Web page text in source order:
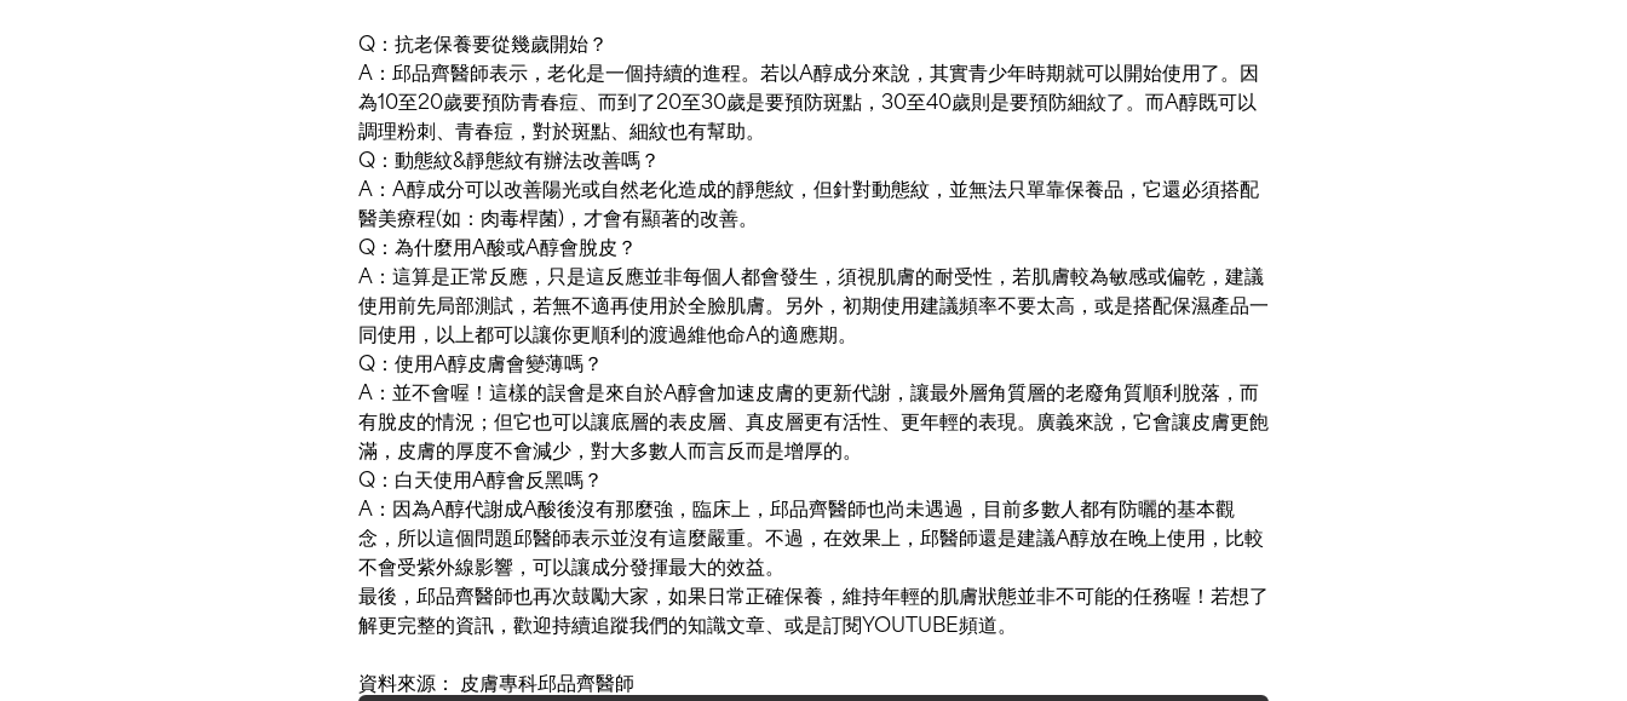
Q：抗老保養要從幾歲開始？
A：邱品齊醫師表示，老化是一個持續的進程。若以A醇成分來說，其實青少年時期就可以開始使用了。因
為10至20歲要預防青春痘、而到了20至30歲是要預防斑點，30至40歲則是要預防細紋了。而A醇既可以
調理粉刺、青春痘，對於斑點、細紋也有幫助。
Q：動態紋&靜態紋有辦法改善嗎？
A：A醇成分可以改善陽光或自然老化造成的靜態紋，但針對動態紋，並無法只單靠保養品，它還必須搭配
醫美療程(如：肉毒桿菌)，才會有顯著的改善。
Q：為什麼用A酸或A醇會脫皮？
A：這算是正常反應，只是這反應並非每個人都會發生，須視肌膚的耐受性，若肌膚較為敏感或偏乾，建議
使用前先局部測試，若無不適再使用於全臉肌膚。另外，初期使用建議頻率不要太高，或是搭配保濕產品一
同使用，以上都可以讓你更順利的渡過維他命A的適應期。
Q：使用A醇皮膚會變薄嗎？
A：並不會喔！這樣的誤會是來自於A醇會加速皮膚的更新代謝，讓最外層角質層的老廢角質順利脫落，而
有脫皮的情況；但它也可以讓底層的表皮層、真皮層更有活性、更年輕的表現。廣義來說，它會讓皮膚更飽
滿，皮膚的厚度不會減少，對大多數人而言反而是增厚的。
Q：白天使用A醇會反黑嗎？
A：因為A醇代謝成A酸後沒有那麼強，臨床上，邱品齊醫師也尚未遇過，目前多數人都有防曬的基本觀
念，所以這個問題邱醫師表示並沒有這麼嚴重。不過，在效果上，邱醫師還是建議A醇放在晚上使用，比較
不會受紫外線影響，可以讓成分發揮最大的效益。
最後，邱品齊醫師也再次鼓勵大家，如果日常正確保養，維持年輕的肌膚狀態並非不可能的任務喔！若想了
解更完整的資訊，歡迎持續追蹤我們的知識文章、或是訂閱YOUTUBE頻道。
資料來源： 皮膚專科邱品齊醫師